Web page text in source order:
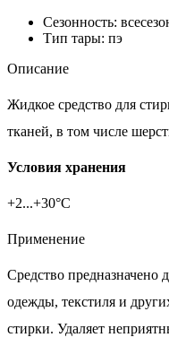
Сезонность:
Тип тары: пэ
Описание
Жидкое средство для
тканей, в том числе
Условия хранения
+2...+30°С
Применение
Средство предназначено
одежды, текстиля и
стирки. Удаляет